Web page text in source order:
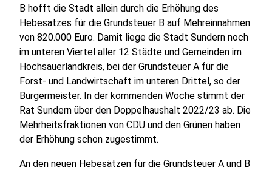
B hofft die Stadt allein durch die Erhöhung des
Hebesatzes für die Grundsteuer B auf Mehreinnahmen
von 820.000 Euro. Damit liege die Stadt Sundern noch
im unteren Viertel aller 12 Städte und Gemeinden im
Hochsauerlandkreis, bei der Grundsteuer A für die
Forst- und Landwirtschaft im unteren Drittel, so der
Bürgermeister. In der kommenden Woche stimmt der
Rat Sundern über den Doppelhaushalt 2022/23 ab. Die
Mehrheitsfraktionen von CDU und den Grünen haben
der Erhöhung schon zugestimmt.
An den neuen Hebesätzen für die Grundsteuer A und B